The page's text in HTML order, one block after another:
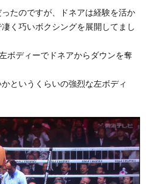
たのですが、ドネアは経験を活か
く巧いボクシングを展開してまし
ボディーでドネアからダウンを奪
というくらいの強烈な左ボディ